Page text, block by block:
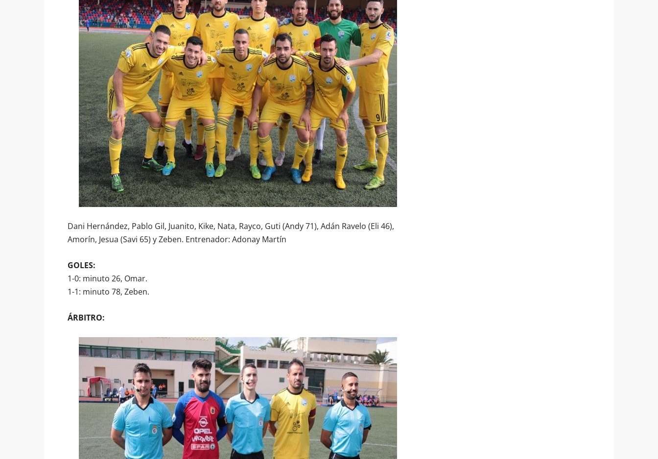
Dani Hernández, Pablo Gil, Juanito, Kike, Nata, Rayco, Guti (Andy 71), Adán Ravelo (Eli 46),
Amorín, Jesua (Savi 65) y Zeben. Entrenador: Adonay Martín
GOLES:
1-0: minuto 26, Omar.
1-1: minuto 78, Zeben.
ÁRBITRO: